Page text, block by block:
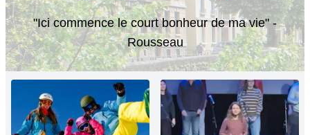
"Ici commence le court bonheur de ma vie" -
Rousseau